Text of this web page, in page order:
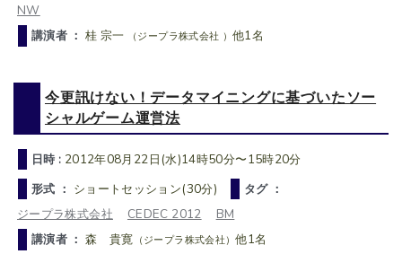
NW
講演者 ：桂 宗一 （ジープラ株式会社 ）他1名
今更訊けない！データマイニングに基づいたソー
シャルゲーム運営法
日時 : 2012年08月22日(水)14時50分〜15時20分
形式 ： ショートセッション(30分)
タグ ：
ジープラ株式会社
CEDEC 2012
BM
講演者 ：森 貴寛 （ジープラ株式会社）他1名